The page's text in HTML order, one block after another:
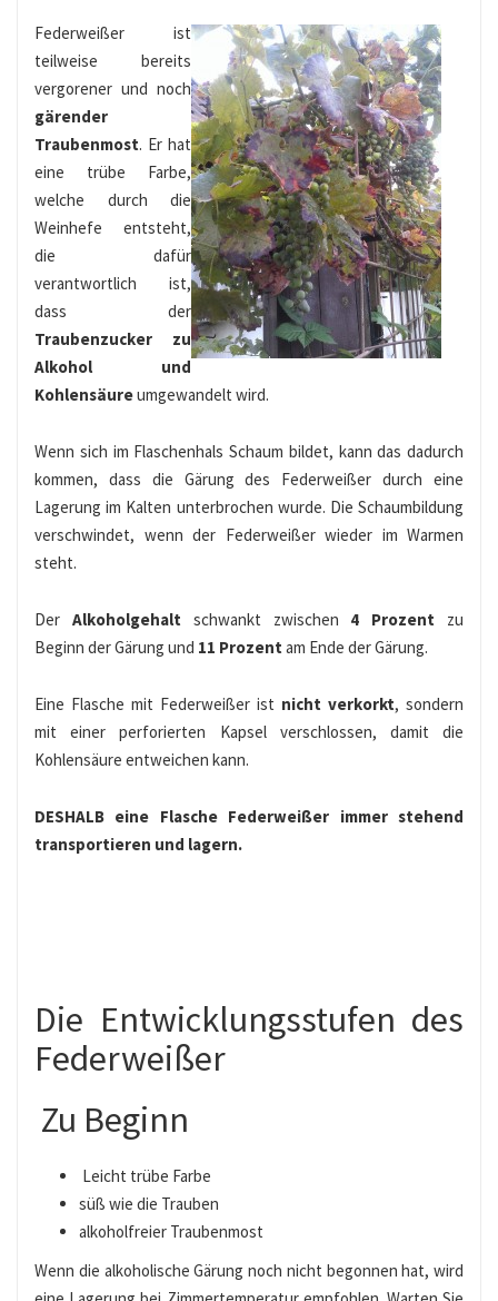
Federweißer ist
teilweise bereits
vergorener und noch
gärender
Traubenmost. Er hat
eine trübe Farbe,
welche durch die
Weinhefe entsteht,
die dafür
verantwortlich ist,
dass der
Traubenzucker zu
Alkohol und
Kohlensäureumgewandelt wird.
Wenn sich im Flaschenhals Schaum bildet, kann das dadurch
kommen, dass die Gärung des Federweißer durch eine
Lagerung im Kalten unterbrochen wurde. Die Schaumbildung
verschwindet, wenn der Federweißer wieder im Warmen
steht.
Der Alkoholgehalt schwankt zwischen 4 Prozent zu
Beginn der Gärung und 11 Prozent am Ende der Gärung.
Eine Flasche mit Federweißer ist nicht verkorkt, sondern
mit einer perforierten Kapsel verschlossen, damit die
Kohlensäure entweichen kann.
DESHALB eine Flasche Federweißer immer stehend
transportieren und lagern.
Die Entwicklungsstufen des
Federweißer
Zu Beginn
Leicht trübe Farbe
süß wie die Trauben
alkoholfreier Traubenmost
Wenn die alkoholische Gärung noch nicht begonnen hat, wird